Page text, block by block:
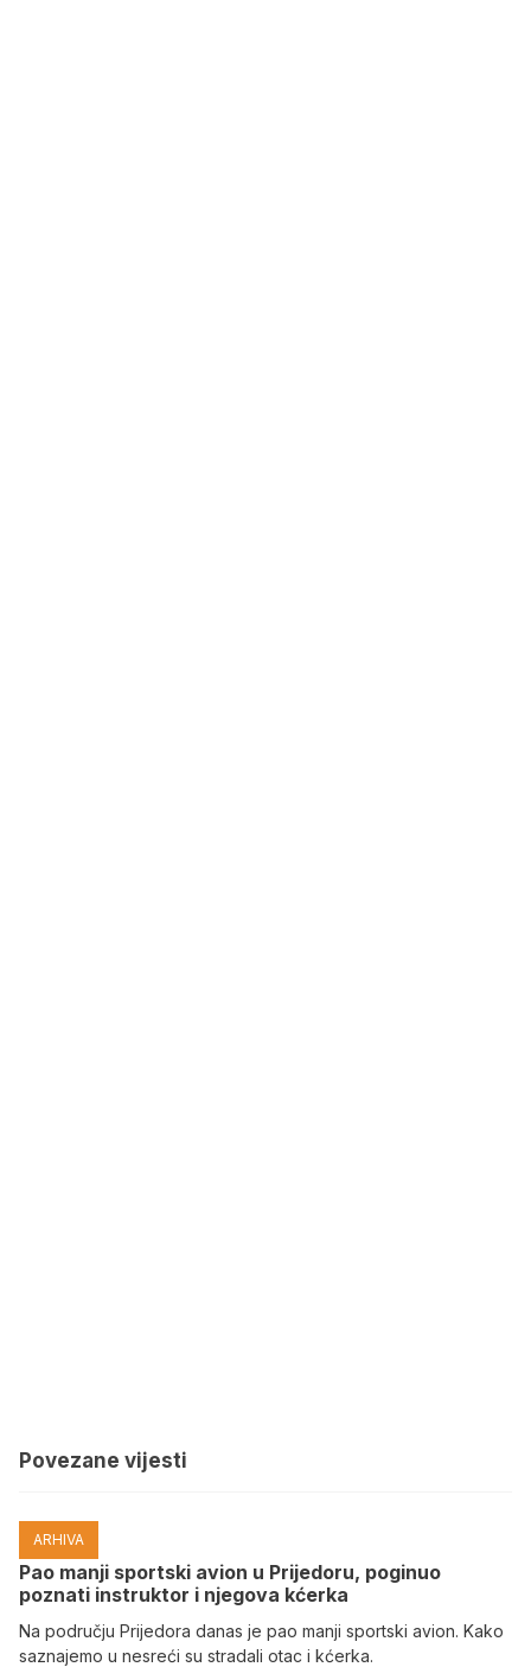
Povezane vijesti
ARHIVA
Pao manji sportski avion u Prijedoru, poginuo
poznati instruktor i njegova kćerka
Na području Prijedora danas je pao manji sportski avion. Kako
saznajemo u nesreći su stradali otac i kćerka.